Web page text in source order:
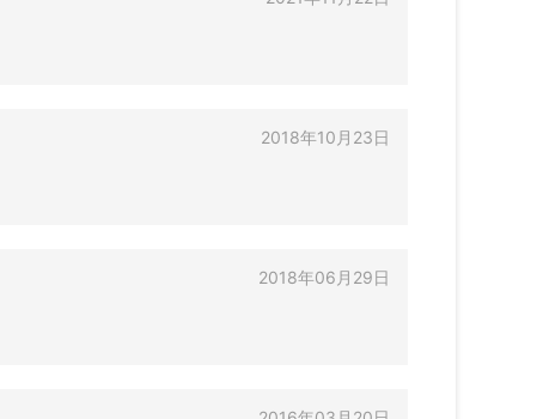
2018年10月23日
2018年06月29日